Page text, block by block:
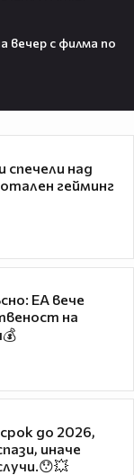
вечер с филма по
над
гейминг
EA вече
на
до 2026,
иначе